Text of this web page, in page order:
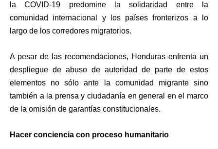
la COVID-19 predomine la solidaridad entre la
comunidad internacional
y los países fronterizos a lo
largo de los corredores migratorios.
A pesar de las recomendaciones, Honduras enfrenta un
despliegue de abuso de autoridad de parte de estos
elementos no sólo ante la comunidad migrante sino
también a la prensa y ciudadanía en general en el marco
de la omisión de garantías constitucionales.
Hacer conciencia con proceso humanitario